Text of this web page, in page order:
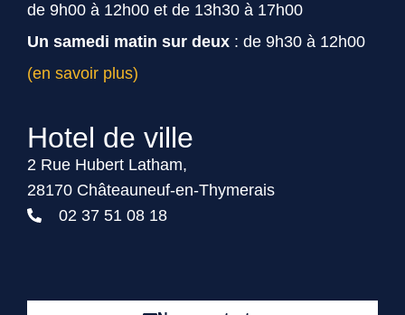
Hotel de ville
2 Rue Hubert Latham,
28170 Châteauneuf-en-Thymerais
02 37 51 08 18
de 9h00 à 12h00 et de 13h30 à 17h00
Un samedi matin sur deux : de 9h30 à 12h00
(en savoir plus)